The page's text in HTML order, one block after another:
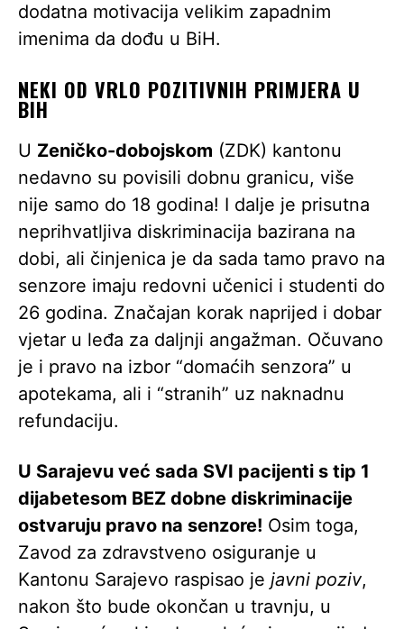
dodatna motivacija velikim zapadnim
imenima da dođu u BiH.
NEKI OD VRLO POZITIVNIH PRIMJERA U
BIH
U Zeničko-dobojskom (ZDK) kantonu
nedavno su povisili dobnu granicu, više
nije samo do 18 godina! I dalje je prisutna
neprihvatljiva diskriminacija bazirana na
dobi, ali činjenica je da sada tamo pravo na
senzore imaju redovni učenici i studenti do
26 godina. Značajan korak naprijed i dobar
vjetar u leđa za daljnji angažman. Očuvano
je i pravo na izbor “domaćih senzora” u
apotekama, ali i “stranih” uz naknadnu
refundaciju.
U Sarajevu već sada SVI pacijenti s tip 1
dijabetesom BEZ dobne diskriminacije
ostvaruju pravo na senzore! Osim toga,
Zavod za zdravstveno osiguranje u
Kantonu Sarajevo raspisao je javni poziv,
nakon što bude okončan u travnju, u